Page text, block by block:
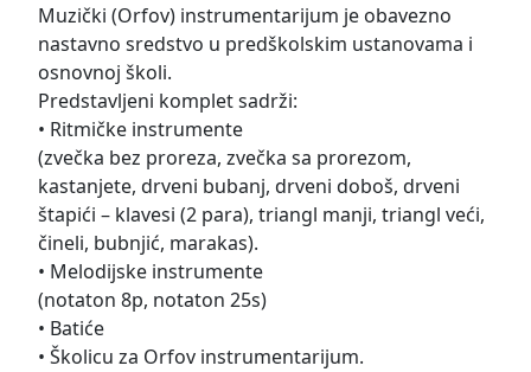
Muzički (Orfov) instrumentarijum je obavezno
nastavno sredstvo u predškolskim ustanovama i
osnovnoj školi.
Predstavljeni komplet sadrži:
• Ritmičke instrumente
(zvečka bez proreza, zvečka sa prorezom,
kastanjete, drveni bubanj, drveni doboš, drveni
štapići – klavesi (2 para), triangl manji, triangl veći,
čineli, bubnjić, marakas).
• Melodijske instrumente
(notaton 8p, notaton 25s)
• Batiće
• Školicu za Orfov instrumentarijum.